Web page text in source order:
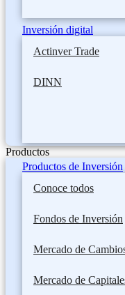
Inversión digital
Actinver Trade
DINN
Productos
Productos de Inversión
Conoce todos
Fondos de Inversión
Mercado de
Mercado de